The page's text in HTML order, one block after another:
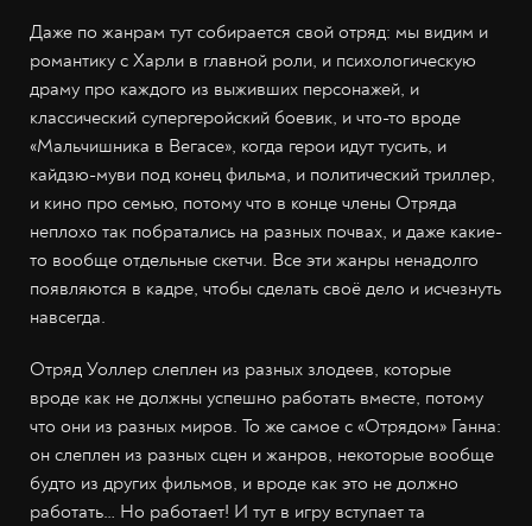
Даже по жанрам тут собирается свой отряд: мы видим и
романтику с Харли в главной роли, и психологическую
драму про каждого из выживших персонажей, и
классический супергеройский боевик, и что-то вроде
«Мальчишника в Вегасе», когда герои идут тусить, и
кайдзю-муви под конец фильма, и политический триллер,
и кино про семью, потому что в конце члены Отряда
неплохо так побратались на разных почвах, и даже какие-
то вообще отдельные скетчи. Все эти жанры ненадолго
появляются в кадре, чтобы сделать своё дело и исчезнуть
навсегда.
Отряд Уоллер слеплен из разных злодеев, которые
вроде как не должны успешно работать вместе, потому
что они из разных миров. То же самое с «Отрядом» Ганна:
он слеплен из разных сцен и жанров, некоторые вообще
будто из других фильмов, и вроде как это не должно
работать… Но работает! И тут в игру вступает та